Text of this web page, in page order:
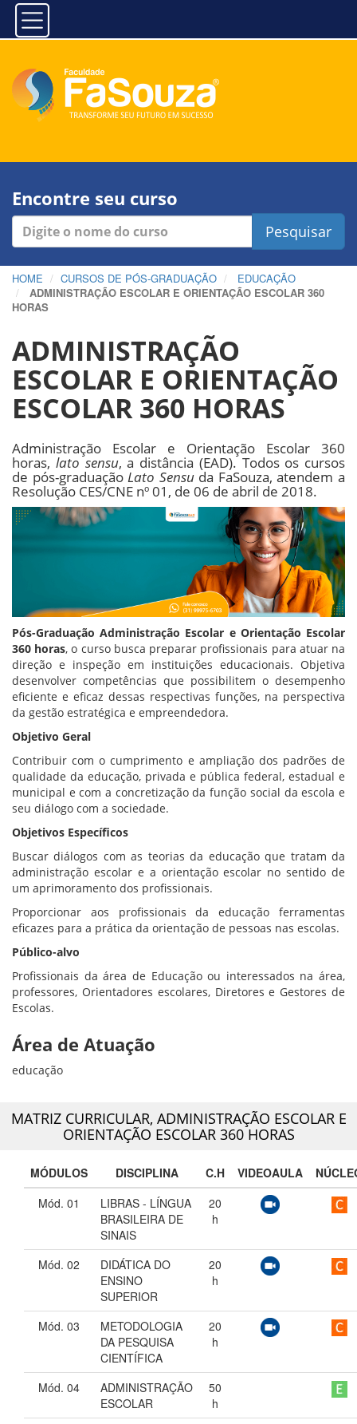
Encontre seu curso
Pesquisar
HOME CURSOS DE PÓS-GRADUAÇÃO
EDUCAÇÃO
ADMINISTRAÇÃO ESCOLAR E ORIENTAÇÃO ESCOLAR 360
HORAS
ADMINISTRAÇÃO
ESCOLAR E ORIENTAÇÃO
ESCOLAR 360 HORAS
Administração Escolar e Orientação Escolar 360
horas, lato sensu, a distância (EAD). Todos os cursos
de pós-graduaçãoLato Sensuda FaSouza, atendem a
Resolução CES/CNE nº 01, de 06 de abril de 2018.
Pós-Graduação Administração Escolar e Orientação Escolar
360 horas, o curso busca preparar profissionais para atuar na
direção e inspeção em instituições educacionais. Objetiva
desenvolver competências que possibilitem o desempenho
eficiente e eficaz dessas respectivas funções, na perspectiva
da gestão estratégica e empreendedora.
Objetivo Geral
Contribuir com o cumprimento e ampliação dos padrões de
qualidade da educação, privada e pública federal, estadual e
municipal e com a concretização da função social da escola e
seu diálogo com a sociedade.
Objetivos Específicos
Buscar diálogos com as teorias da educação que tratam da
administração escolar e a orientação escolar no sentido de
um aprimoramento dos profissionais.
Proporcionar aos profissionais da educação ferramentas
eficazes para a prática da orientação de pessoas nas escolas.
Público-alvo
Profissionais da área de Educação ou interessados na área,
professores, Orientadores escolares, Diretores e Gestores de
Escolas.
Área de Atuação
educação
MATRIZ CURRICULAR, ADMINISTRAÇÃO ESCOLAR E
ORIENTAÇÃO ESCOLAR 360 HORAS
MÓDULOS DISCIPLINA C.H VIDEOAULA
Mód. 01
LIBRAS - LÍNGUA
BRASILEIRA DE
SINAIS
20
h
Mód. 02
DIDÁTICA DO
ENSINO
SUPERIOR
20
h
Mód. 03
METODOLOGIA
DA PESQUISA
CIENTÍFICA
20
h
Mód. 04
ADMINISTRAÇÃO
ESCOLAR
50
h